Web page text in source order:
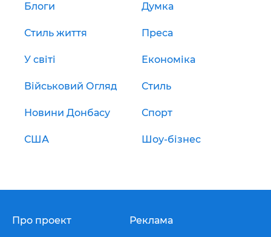
Блоги Думка
Стиль життя Преса
У світі Економіка
Військовий Огляд Стиль
Новини Донбасу Спорт
США Шоу-бізнес
Про проект Реклама